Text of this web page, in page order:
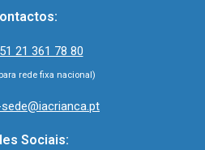
21 361 78 80
rede fixa nacional)
Sociais: